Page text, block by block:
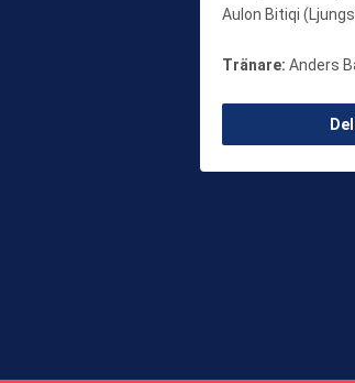
Aulon Bitiqi
Tränare: Anders